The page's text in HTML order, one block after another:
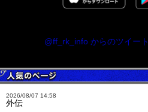
@ff_rk_info からのツイート
2026/08/07 14:58
外伝